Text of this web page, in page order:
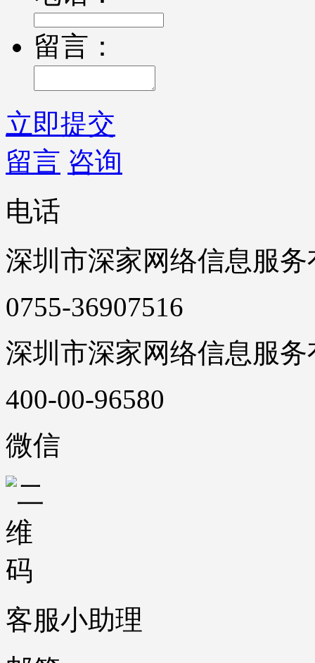
留言：
立即提交
留言 咨询
电话
深圳市深家网络信息服
0755-36907516
深圳市深家网络信息服
400-00-96580
微信
客服小助理